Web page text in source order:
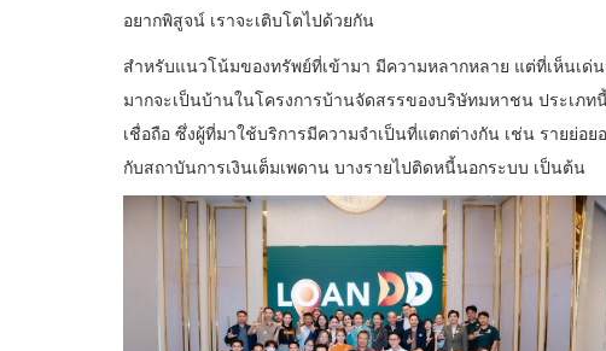
อยากพิสูจน์ เราจะเติบโตไปด้วยกัน
สำหรับแนวโน้มของทรัพย์ที่เข้ามา มีความหลากหลาย แต่ที่เห็นเด่
มากจะเป็นบ้านในโครงการบ้านจัดสรรของบริษัทมหาชน ประเภ
เชื่อถือ ซึ่งผู้ที่มาใช้บริการมีความจำเป็นที่แตกต่างกัน เช่น รายย่อ
กับสถาบันการเงินเต็มเพดาน บางรายไปติดหนี้นอกระบบ เป็นต้น